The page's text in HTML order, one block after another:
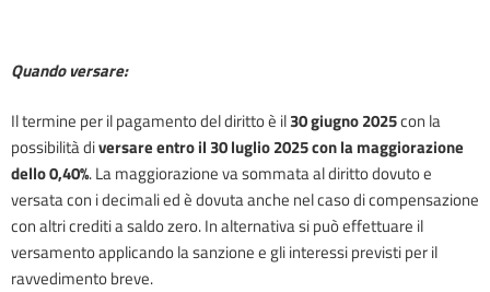
Quando versare:
Il termine per il pagamento del diritto è il30giugno2025con la
possibilità diversare entro il 30luglio2025con la maggiorazione
dello 0,40%. La maggiorazione va sommata al diritto dovuto e
versata con i decimali ed è dovuta anche nel caso di compensazione
con altri crediti a saldo zero. In alternativa si può effettuare il
versamento applicando la sanzione e gli interessi previsti per il
ravvedimento breve.